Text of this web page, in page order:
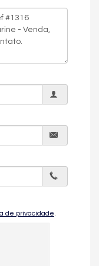
carvão
quanto para
desejadas
sua visita.
de privacidade